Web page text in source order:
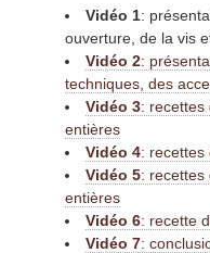
Vidéo 1:
ouverture, de la vis
Vidéo 2:
techniques, des
Vidéo 3: recettes
entières
Vidéo 4: recettes
Vidéo 5: recettes
entières
Vidéo 6: recette
Vidéo 7: